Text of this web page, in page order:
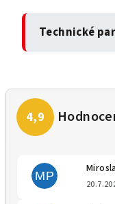
Technické
MP